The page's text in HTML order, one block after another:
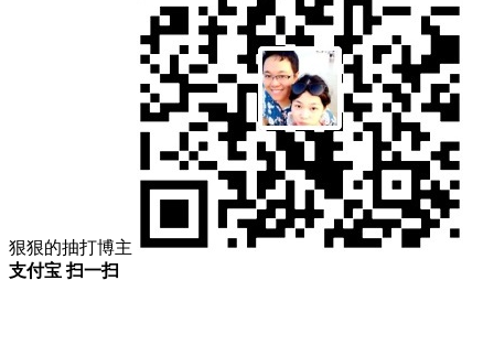
狠狠的抽打博主
支付宝 扫一扫